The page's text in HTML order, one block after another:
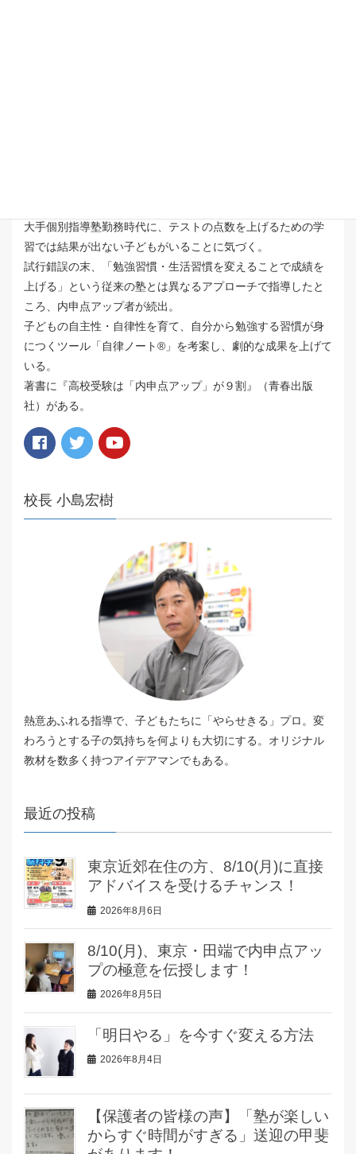
大手個別指導塾勤務時代に、テストの点数を上げるための学
習では結果が出ない子どもがいることに気づく。
試行錯誤の末、「勉強習慣・生活習慣を変えることで成績を
上げる」という従来の塾とは異なるアプローチで指導したと
ころ、内申点アップ者が続出。
子どもの自主性・自律性を育て、自分から勉強する習慣が身
につくツール「自律ノート®️」を考案し、劇的な成果を上げて
いる。
著書に『高校受験は「内申点アップ」が９割』（青春出版
社）がある。
校長 小島宏樹
熱意あふれる指導で、子どもたちに「やらせきる」プロ。変
わろうとする子の気持ちを何よりも大切にする。オリジナル
教材を数多く持つアイデアマンでもある。
最近の投稿
東京近郊在住の方、8/10(月)に直接
アドバイスを受けるチャンス！
2026年8月6日
8/10(月)、東京・田端で内申点アッ
プの極意を伝授します！
2026年8月5日
「明日やる」を今すぐ変える方法
2026年8月4日
【保護者の皆様の声】「塾が楽しい
からすぐ時間がすぎる」送迎の甲斐